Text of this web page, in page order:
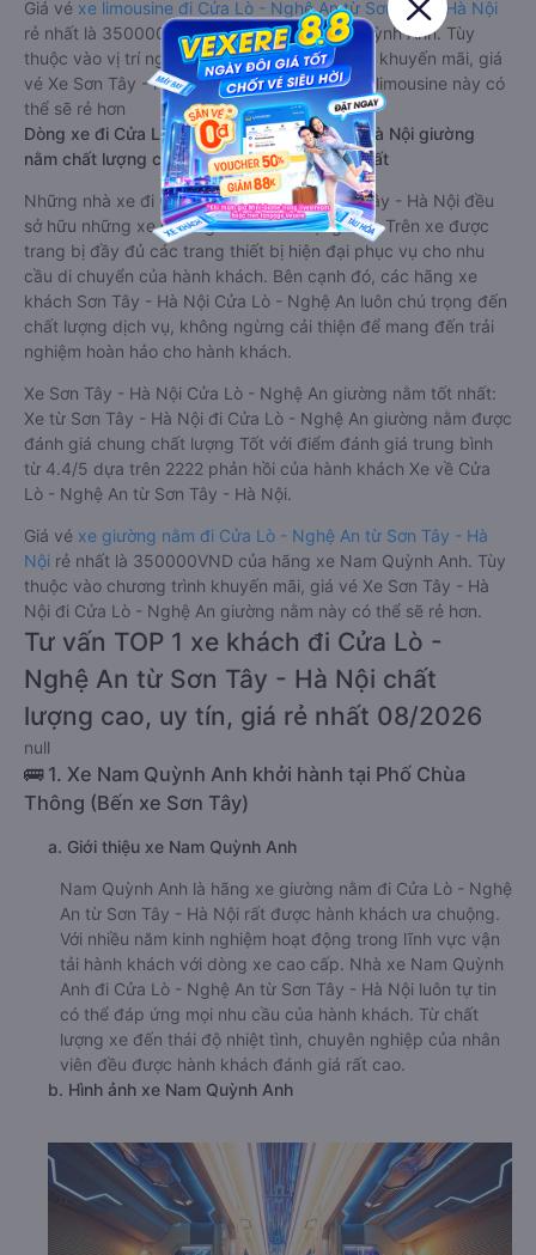
Giá vé xe limousine đi Cửa Lò - Nghệ An từ Sơn Tây - Hà Nội
rẻ nhất là 350000VND của hãng xe Nam Quỳnh Anh. Tùy
thuộc vào vị trí ngồi của bạn và chương trình khuyến mãi, giá
vé Xe Sơn Tây - Hà Nội đi Cửa Lò - Nghệ An limousine này có
thể sẽ rẻ hơn
Dòng xe đi Cửa Lò - Nghệ An từ Sơn Tây - Hà Nội giường
nằm chất lượng cao: Thoải mái, giá cả tốt nhất
Những nhà xe đi Cửa Lò - Nghệ An từ Sơn Tây - Hà Nội đều
sở hữu những xe giường nằm chất lượng cao. Trên xe được
trang bị đầy đủ các trang thiết bị hiện đại phục vụ cho nhu
cầu di chuyển của hành khách. Bên cạnh đó, các hãng xe
khách Sơn Tây - Hà Nội Cửa Lò - Nghệ An luôn chú trọng đến
chất lượng dịch vụ, không ngừng cải thiện để mang đến trải
nghiệm hoàn hảo cho hành khách.
Xe Sơn Tây - Hà Nội Cửa Lò - Nghệ An giường nằm tốt nhất:
Xe từ Sơn Tây - Hà Nội đi Cửa Lò - Nghệ An giường nằm được
đánh giá chung chất lượng Tốt với điểm đánh giá trung bình
từ 4.4/5 dựa trên 2222 phản hồi của hành khách Xe về Cửa
Lò - Nghệ An từ Sơn Tây - Hà Nội.
Giá vé xe giường nằm đi Cửa Lò - Nghệ An từ Sơn Tây - Hà
Nội rẻ nhất là 350000VND của hãng xe Nam Quỳnh Anh. Tùy
thuộc vào chương trình khuyến mãi, giá vé Xe Sơn Tây - Hà
Nội đi Cửa Lò - Nghệ An giường nằm này có thể sẽ rẻ hơn.
Tư vấn TOP 1 xe khách đi Cửa Lò -
Nghệ An từ Sơn Tây - Hà Nội chất
lượng cao, uy tín, giá rẻ nhất 08/2026
null
🚌 1. Xe Nam Quỳnh Anh khởi hành tại Phố Chùa
Thông (Bến xe Sơn Tây)
a. Giới thiệu xe Nam Quỳnh Anh
Nam Quỳnh Anh là hãng xe giường nằm đi Cửa Lò - Nghệ
An từ Sơn Tây - Hà Nội rất được hành khách ưa chuộng.
Với nhiều năm kinh nghiệm hoạt động trong lĩnh vực vận
tải hành khách với dòng xe cao cấp. Nhà xe Nam Quỳnh
Anh đi Cửa Lò - Nghệ An từ Sơn Tây - Hà Nội luôn tự tin
có thể đáp ứng mọi nhu cầu của hành khách. Từ chất
lượng xe đến thái độ nhiệt tình, chuyên nghiệp của nhân
viên đều được hành khách đánh giá rất cao.
b. Hình ảnh xe Nam Quỳnh Anh